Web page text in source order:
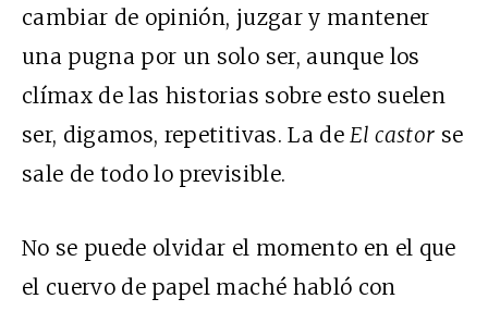
cambiar de opinión, juzgar y mantener
una pugna por un solo ser, aunque los
clímax de las historias sobre esto suelen
ser, digamos, repetitivas. La deEl castor se
sale de todo lo previsible.
No se puede olvidar el momento en el que
el cuervo de papel maché habló con